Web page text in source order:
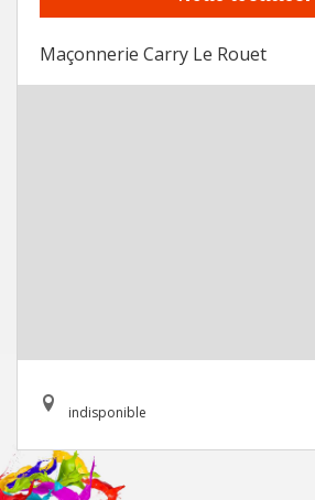
Maçonnerie Carry Le Rouet
indisponible